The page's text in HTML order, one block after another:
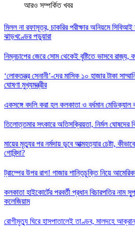
আরও সম্পর্কিত খবর
মিলল না রফাসূত্র, চাকরির পরীক্ষার অনিয়মে
ঝাড়খণ্ডের পড়ুয়ারা
নিম্নচাপের জেরে সোম থেকেই বৃষ্টিতে ভাসবে
‘লোকতন্ত্র সেনানী’-দের মাসিক ১০ হাজার টাকা
ঘোষণা মুখ্যমন্ত্রীর
একসঙ্গে বদলি করা হল কলকাতা ও বর্ধমান
তিলোত্তমার সৎকারে অতিসক্রিয়তা, নির্মল ঘোষদের
মায়ের মৃত্যুর পর নর্মদায় ডুবে আত্মহত্যার চেষ্টা,
গোবিন্দা?
ট্রাম্পের উপর রাগ! গাজার শান্তিচুক্তি নিয়ে
কলকাতা হাইকোর্টের পরবর্তী প্রধান বিচারপতির নাম
কলেজিয়াম
রোগীমৃত্যু ঘিরে হাসপাতালেই তাণ্ডব, মালদহে আক্রান্ত